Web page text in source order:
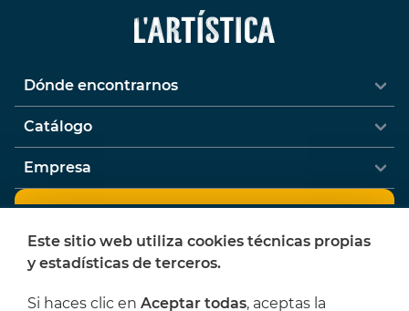
Dónde encontrarnos
Catálogo
Empresa
Newsletter
¿Quieres recibir ofertas y novedades de
Este sitio web utiliza cookies técnicas propias
y estadísticas de terceros.
Si haces clic en Aceptar todas, aceptas la